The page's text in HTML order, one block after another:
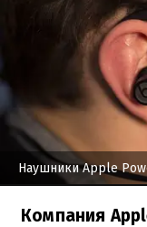
Наушники Apple
Компания